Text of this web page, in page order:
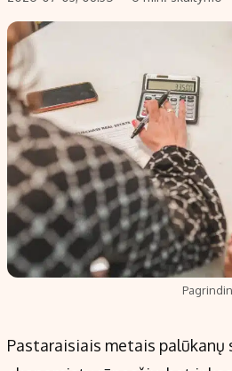
Akcijų rinka
Saulės elektrinės
Kriptovaliutos
Infliacija
Migracija
Redakcija
Apie mus
Redakcijos politika
Kontaktai
Pastaraisiais metais